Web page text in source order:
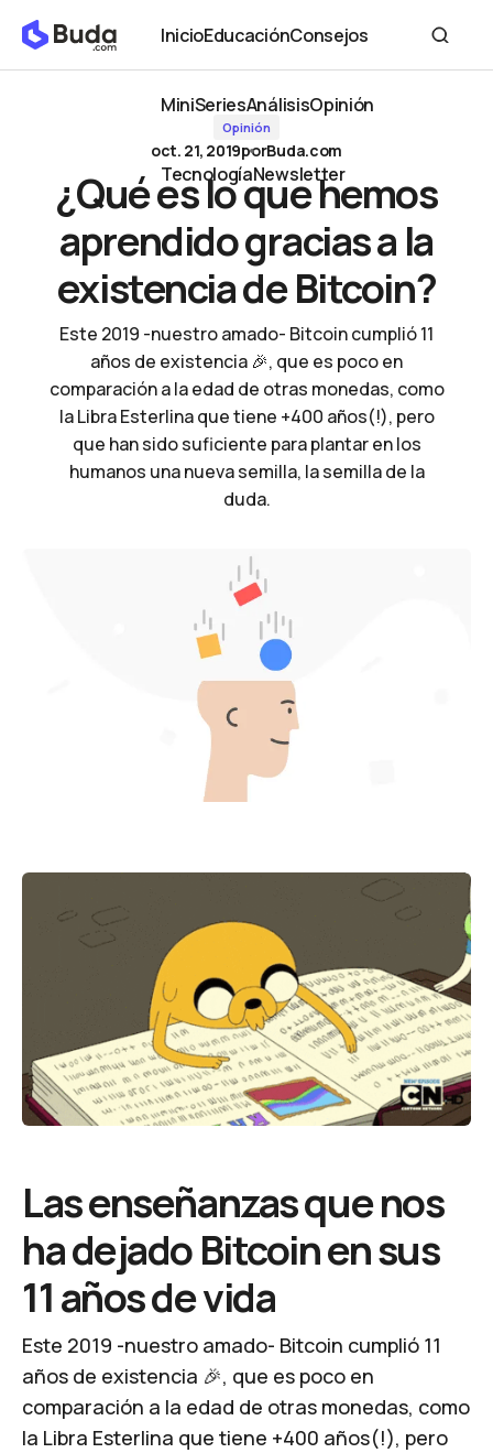
Inicio
Inicio
Educación
Educación
Consejos
Consejos
MiniSeries
MiniSeries
Análisis
Análisis
Opinión
Tecnología
Tecnología
Newsletter
Newsletter
¿Qué es lo que hemos aprendido gracias a la existencia de
Bitcoin?
Opinión
oct. 21, 2019porBuda.com
¿Qué es lo que hemos
aprendido gracias a la
existencia de Bitcoin?
Este 2019 -nuestro amado- Bitcoin cumplió 11
años de existencia 🎉, que es poco en
comparación a la edad de otras monedas, como
la Libra Esterlina que tiene +400 años(!), pero
que han sido suficiente para plantar en los
humanos una nueva semilla, la semilla de la
duda.
Las enseñanzas que nos
ha dejado Bitcoin en sus
11 años de vida
Este 2019 -nuestro amado- Bitcoin cumplió 11
años de existencia 🎉, que es poco en
comparación a la edad de otras monedas, como
la Libra Esterlina que tiene +400 años(!), pero